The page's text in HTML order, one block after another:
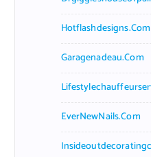
Hotflashdesigns.com
Garagenadeau.com
EverNewNails.com